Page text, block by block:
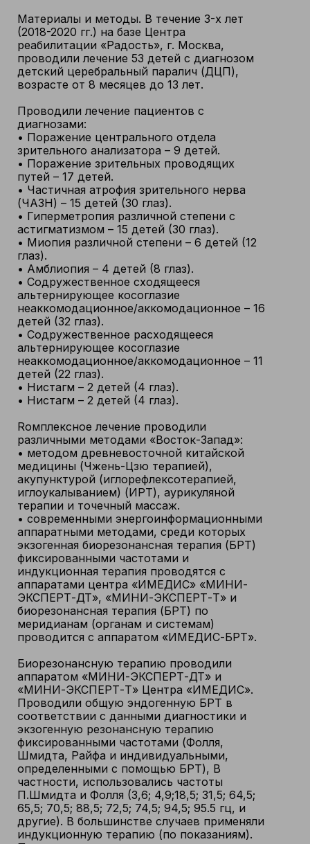
Материалы и методы. В течение 3-х лет
(2018-2020 гг.) на базе Центра
реабилитации «Радость», г. Москва,
проводили лечение 53 детей с диагнозом
детский церебральный паралич (ДЦП),
возрасте от 8 месяцев до 13 лет.
Проводили лечение пациентов с
диагнозами:
• Поражение центрального отдела
зрительного анализатора – 9 детей.
• Поражение зрительных проводящих
путей – 17 детей.
• Частичная атрофия зрительного нерва
(ЧАЗН) – 15 детей (30 глаз).
• Гиперметропия различной степени с
астигматизмом – 15 детей (30 глаз).
• Миопия различной степени – 6 детей (12
глаз).
• Амблиопия – 4 детей (8 глаз).
• Содружественное сходящееся
альтернирующее косоглазие
неаккомодационное/аккомодационное – 16
детей (32 глаз).
• Содружественное расходящееся
альтернирующее косоглазие
неаккомодационное/аккомодационное – 11
детей (22 глаз).
• Нистагм – 2 детей (4 глаз).
• Нистагм – 2 детей (4 глаз).
Rомплексное лечение проводили
различными методами «Восток-Запад»:
• методом древневосточной китайской
медицины (Чжень-Цзю терапией),
акупунктурой (иглорефлексотерапией,
иглоукалыванием) (ИРТ), аурикуляной
терапии и точечный массаж.
• современными энергоинформационными
аппаратными методами, среди которых
экзогенная биорезонансная терапия (БРТ)
фиксированными частотами и
индукционная терапия проводятся с
аппаратами центра «ИМЕДИС» «МИНИ-
ЭКСПЕРТ-ДТ», «МИНИ-ЭКСПЕРТ-Т» и
биорезонансная терапия (БРТ) по
меридианам (органам и системам)
проводится с аппаратом «ИМЕДИС-БРТ».
Биорезонансную терапию проводили
аппаратом «МИНИ-ЭКСПЕРТ-ДТ» и
«МИНИ-ЭКСПЕРТ-Т» Центра «ИМЕДИС».
Проводили общую эндогенную БРТ в
соответствии с данными диагностики и
экзогенную резонансную терапию
фиксированными частотами (Фолля,
Шмидта, Райфа и индивидуальными,
определенными с помощью БРТ), В
частности, использовались частоты
П.Шмидта и Фолля (3,6; 4,9;18,5; 31,5; 64,5;
65,5; 70,5; 88,5; 72,5; 74,5; 94,5; 95.5 гц, и
другие). В большинстве случаев применяли
индукционную терапию (по показаниям).